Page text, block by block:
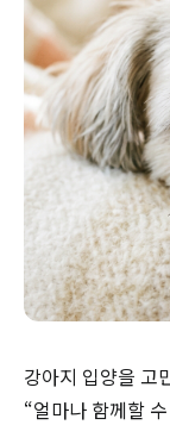
강아지 입양을 고
“얼마나 함께할